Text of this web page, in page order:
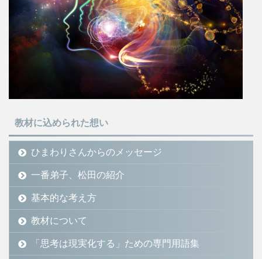
教材に込められた想い
ひまわりさんからのメッセージ
一番弟子、松田の紹介
基本的な考え方
教材について
「思考は現実化する」ための専門用語集